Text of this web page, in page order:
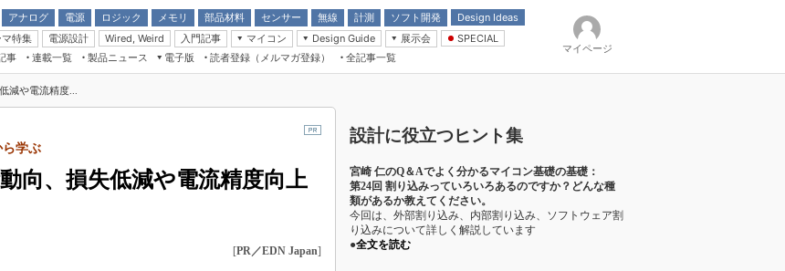
アナログ
電源
ロジック
メモリ
部品材料
受動部品
センサー 無線 計測 ソフト開発
Design Ideas
アナログ機能回路
計測とテスト
Wired, Weird
特集
電源設計 Wired, Weird
入門記事
モーター入門
マイコン
マイコン講座
Q&Aで学ぶマイコン講座
Design Guide
計測機器
展示会
CEATEC
組込み/エッジコンピューティング展
人とくるま展
SPECIAL
Microchip情報
事
連載一覧
製品ニュース
電子版
読者登録（メルマガ登録） 全記事一覧
マイページ
減や電流精度...
向、損失低減や電流精度向上
ら学ぶ
[PR／EDN Japan]
設計に役立つヒント集
宮崎 仁のQ＆Aでよく分かるマイコン基礎の基礎：
第24回 割り込みっていろいろあるのですか？どんな種
類があるか教えてください。
今回は、外部割り込み、内部割り込み、ソフトウェア割
り込みについて詳しく解説しています
●全文を読む